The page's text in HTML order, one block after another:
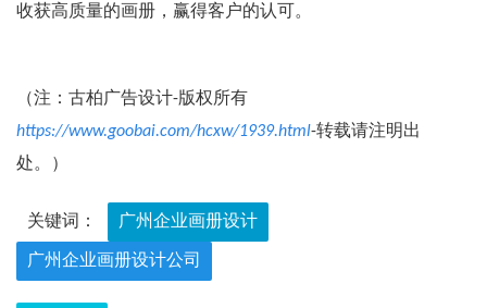
收获高质量的画册，赢得客户的认可。
（注：古柏广告设计-版权所有
https://www.goobai.com/hcxw/1939.html-转载请注明出
处。）
关键词： 广州企业画册设计
广州企业画册设计公司